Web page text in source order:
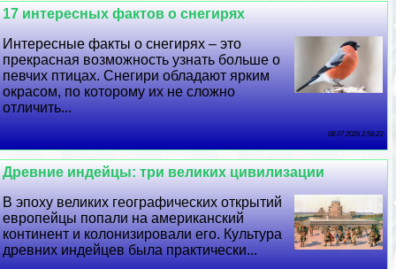
17 интересных фактов о снегирях
Интересные факты о снегирях – это
прекрасная возможность узнать больше о
певчих птицах. Снегири обладают ярким
окрасом, по которому их не сложно
отличить...
08 07 2026 2:58:23
Древние индейцы: три великих цивилизации
В эпоху великих географических открытий
европейцы попали на американский
континент и колонизировали его. Культура
древних индейцев была пpaктически...